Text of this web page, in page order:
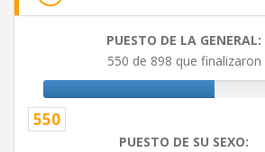
PUESTO DE LA GENERAL:
550 de 898 que finalizaron
550
PUESTO DE SU SEXO: